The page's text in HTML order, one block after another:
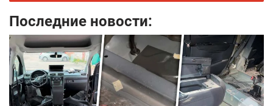
Последние новости: